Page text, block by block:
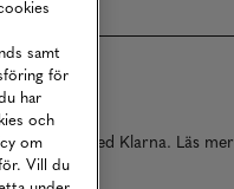
med Klarna. Läs mer
samt
för
har
och
om
Vill du